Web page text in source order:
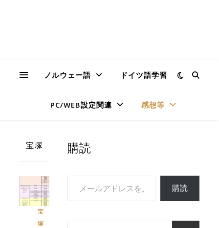
ノルウェー語 ドイツ語学習
PC/WEB設定関連 感想等
宝塚
宝
塚
購読
購読